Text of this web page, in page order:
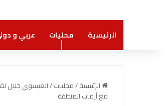
الرئيسية محليات عربي و
الرئيسية/محليات/العيسوي خلال
مع أزمات المنطقة